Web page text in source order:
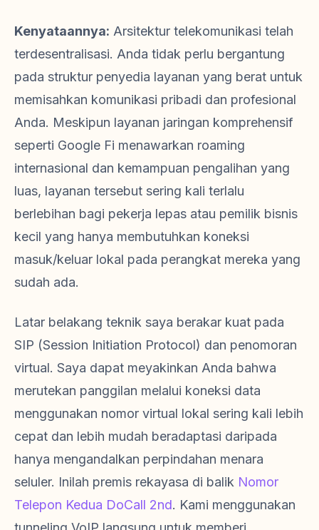
Kenyataannya: Arsitektur telekomunikasi telah
terdesentralisasi. Anda tidak perlu bergantung
pada struktur penyedia layanan yang berat untuk
memisahkan komunikasi pribadi dan profesional
Anda. Meskipun layanan jaringan komprehensif
seperti Google Fi menawarkan roaming
internasional dan kemampuan pengalihan yang
luas, layanan tersebut sering kali terlalu
berlebihan bagi pekerja lepas atau pemilik bisnis
kecil yang hanya membutuhkan koneksi
masuk/keluar lokal pada perangkat mereka yang
sudah ada.
Latar belakang teknik saya berakar kuat pada
SIP (Session Initiation Protocol) dan penomoran
virtual. Saya dapat meyakinkan Anda bahwa
merutekan panggilan melalui koneksi data
menggunakan nomor virtual lokal sering kali lebih
cepat dan lebih mudah beradaptasi daripada
hanya mengandalkan perpindahan menara
seluler. Inilah premis rekayasa di balik Nomor
Telepon Kedua DoCall 2nd. Kami menggunakan